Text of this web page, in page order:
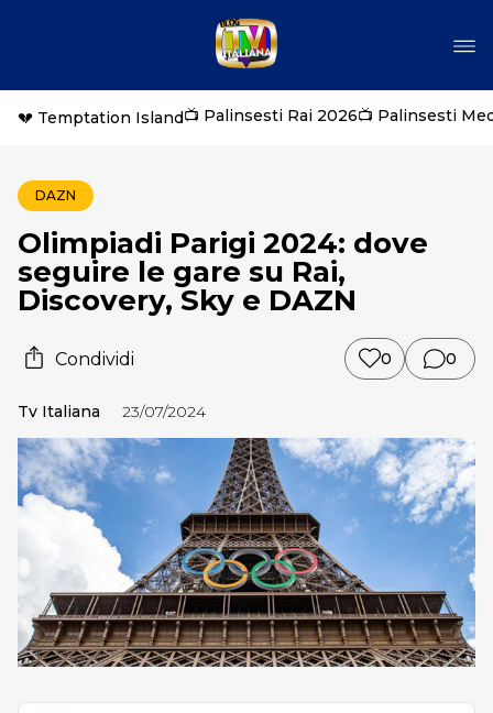
💔 Temptation Island📺 Palinsesti Rai 2026📺 Palinsesti
DAZN
Olimpiadi Parigi 2024: dove
seguire le gare su Rai,
Discovery, Sky e DAZN
Condividi 0 0
Tv Italiana 23/07/2024